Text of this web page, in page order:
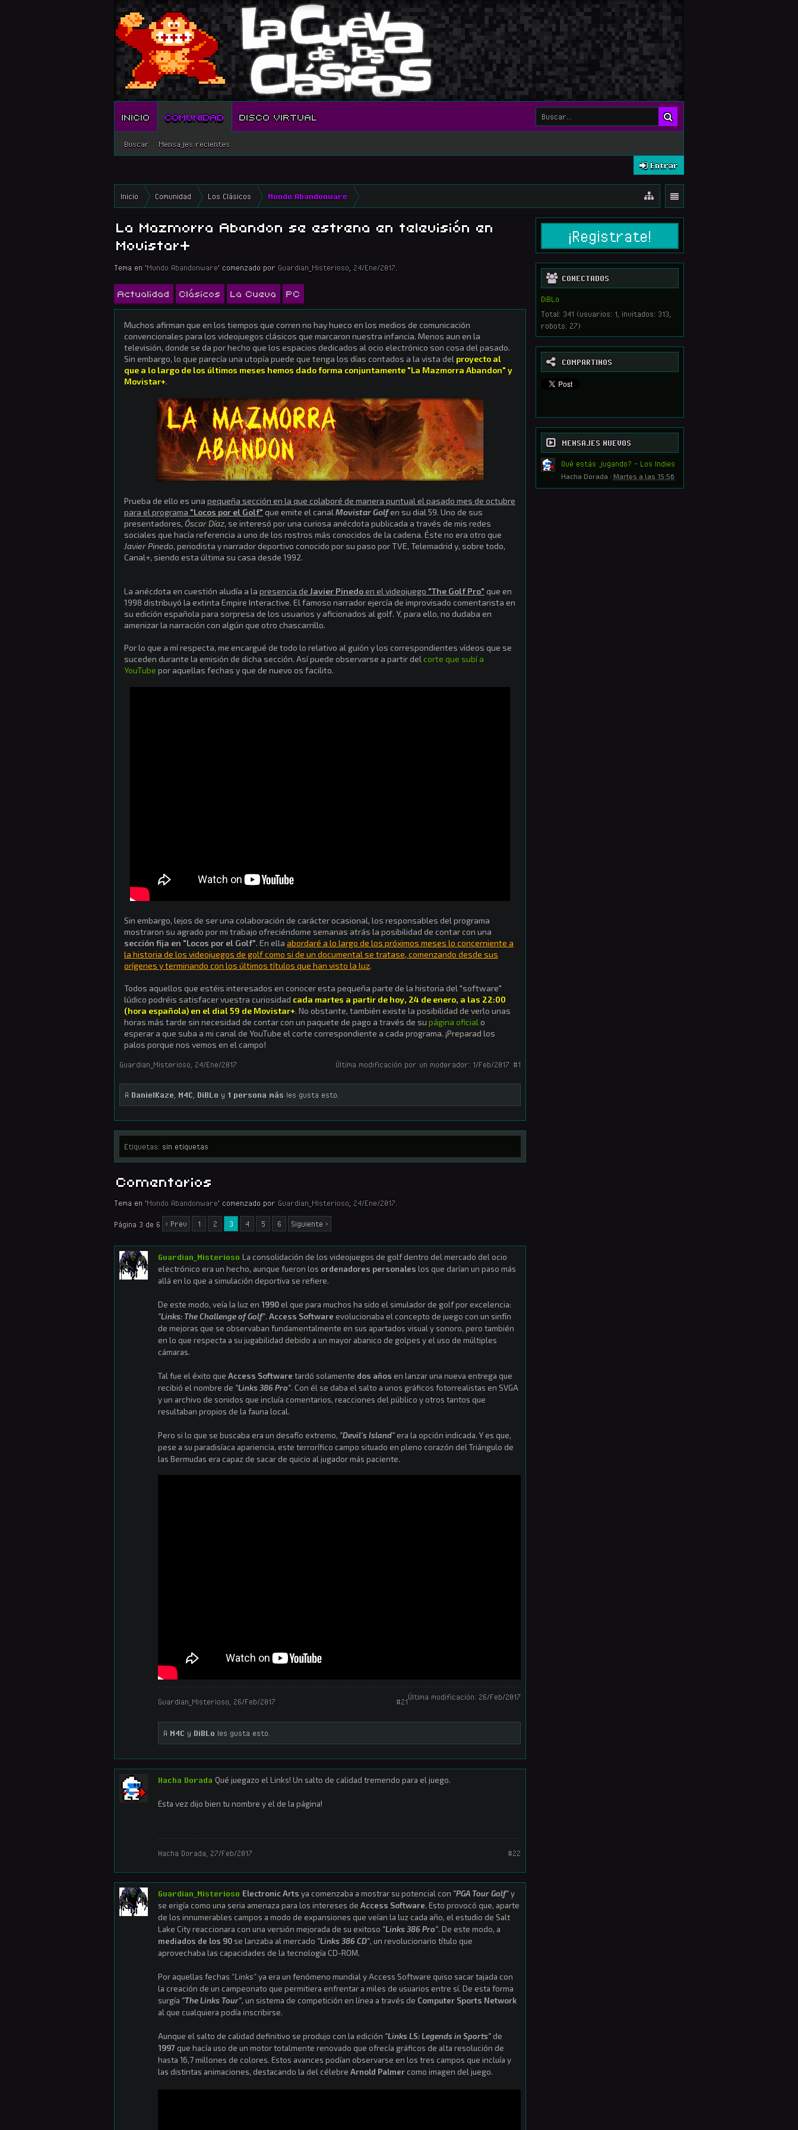
INICIO COMUNIDAD
Buscar Mensajes recientes
DISCO VIRTUAL
Entrar
Inicio Comunidad Los Clásicos Mundo Abandonware
La Mazmorra Abandon se estrena en televisión en
Movistar+
Tema en 'Mundo Abandonware' comenzado por Guardian_Misterioso 24/Ene/2017
Actualidad Clásicos La Cueva PC
Muchos afirman que en los tiempos que corren no hay hueco en los medios de comunicación
convencionales para los videojuegos clásicos que marcaron nuestra infancia. Menos aun en la
televisión, donde se da por hecho que los espacios dedicados al ocio electrónico son cosa del pasado.
Sin embargo, lo que parecía una utopía puede que tenga los días contados a la vista del proyecto al
que a lo largo de los últimos meses hemos dado forma conjuntamente "La Mazmorra Abandon" y
Movistar+.
Prueba de ello es una pequeña sección en la que colaboré de manera puntual el pasado mes de octubre
para el programa "Locos por el Golf" que emite el canal Movistar Golfen su dial 59. Uno de sus
presentadores, Óscar Díaz, se interesó por una curiosa anécdota publicada a través de mis redes
sociales que hacía referencia a uno de los rostros más conocidos de la cadena. Éste no era otro que
Javier Pinedo, periodista y narrador deportivo conocido por su paso por TVE, Telemadrid y, sobre todo,
Canal+, siendo esta última su casa desde 1992.
La anécdota en cuestión aludía a la presencia de Javier Pinedoen el videojuego "The Golf Pro" que en
1998 distribuyó la extinta Empire Interactive. El famoso narrador ejercía de improvisado comentarista en
su edición española para sorpresa de los usuarios y aficionados al golf. Y, para ello, no dudaba en
amenizar la narración con algún que otro chascarrillo.
Por lo que a mí respecta, me encargué de todo lo relativo al guión y los correspondientes vídeos que se
suceden durante la emisión de dicha sección. Así puede observarse a partir del corte que subí a
YouTube por aquellas fechas y que de nuevo os facilito.
Sin embargo, lejos de ser una colaboración de carácter ocasional, los responsables del programa
mostraron su agrado por mi trabajo ofreciéndome semanas atrás la posibilidad de contar con una
sección fija en "Locos por el Golf". En ella abordaré a lo largo de los próximos meses lo concerniente a
la historia de los videojuegos de golf como si de un documental se tratase, comenzando desde sus
orígenes y terminando con los últimos títulos que han visto la luz.
Todos aquellos que estéis interesados en conocer esta pequeña parte de la historia del "software"
lúdico podréis satisfacer vuestra curiosidad cada martes a partir de hoy, 24 de enero, a las 22:00
(hora española) en el dial 59 de Movistar+. No obstante, también existe la posibilidad de verlo unas
horas más tarde sin necesidad de contar con un paquete de pago a través de su página oficial o
esperar a que suba a mi canal de YouTube el corte correspondiente a cada programa. ¡Preparad los
palos porque nos vemos en el campo!
#1
Última modificación por un moderador: 1/Feb/2017
Guardian_Misterioso 24/Ene/2017
A DanielKaze M4C DiBLo y 1 persona más les gusta esto.
Etiquetas: sin etiquetas
Comentarios
Tema en 'Mundo Abandonware' comenzado por Guardian_Misterioso 24/Ene/2017
Página 3 de 6 < Prev 1 2 3 4 5 6 Siguiente >
Guardian_Misterioso La consolidación de los videojuegos de golf dentro del mercado del ocio
electrónico era un hecho, aunque fueron los ordenadores personales los que darían un paso más
allá en lo que a simulación deportiva se refiere.
De este modo, veía la luz en 1990 el que para muchos ha sido el simulador de golf por excelencia:
"Links: The Challenge of Golf". Access Software evolucionaba el concepto de juego con un sinfín
de mejoras que se observaban fundamentalmente en sus apartados visual y sonoro, pero también
en lo que respecta a su jugabilidad debido a un mayor abanico de golpes y el uso de múltiples
cámaras.
Tal fue el éxito que Access Software tardó solamente dos años en lanzar una nueva entrega que
recibió el nombre de "Links 386 Pro". Con él se daba el salto a unos gráficos fotorrealistas en SVGA
y un archivo de sonidos que incluía comentarios, reacciones del público y otros tantos que
resultaban propios de la fauna local.
Pero si lo que se buscaba era un desafío extremo, "Devil's Island" era la opción indicada. Y es que,
pese a su paradisíaca apariencia, este terrorífico campo situado en pleno corazón del Triángulo de
las Bermudas era capaz de sacar de quicio al jugador más paciente.
Última modificación: 26/Feb/2017
Guardian_Misterioso 26/Feb/2017 #21
A M4C y DiBLo les gusta esto.
Hacha Dorada Qué juegazo el Links! Un salto de calidad tremendo para el juego.
Esta vez dijo bien tu nombre y el de la página!
Hacha Dorada 27/Feb/2017 #22
Guardian_Misterioso Electronic Arts ya comenzaba a mostrar su potencial con "PGA Tour Golf"y
se erigía como una seria amenaza para los intereses de Access Software. Esto provocó que, aparte
de los innumerables campos a modo de expansiones que veían la luz cada año, el estudio de Salt
Lake City reaccionara con una versión mejorada de su exitoso "Links 386 Pro". De este modo, a
mediados de los 90 se lanzaba al mercado "Links 386 CD", un revolucionario título que
aprovechaba las capacidades de la tecnología CD-ROM.
Por aquellas fechas "Links"ya era un fenómeno mundial y Access Software quiso sacar tajada con
la creación de un campeonato que permitiera enfrentar a miles de usuarios entre sí. De esta forma
surgía "The Links Tour", un sistema de competición en línea a través de Computer Sports Network
al que cualquiera podía inscribirse.
Aunque el salto de calidad definitivo se produjo con la edición "Links LS: Legends in Sports" de
1997 que hacía uso de un motor totalmente renovado que ofrecía gráficos de alta resolución de
hasta 16,7 millones de colores. Estos avances podían observarse en los tres campos que incluía y
las distintas animaciones, destacando la del célebre Arnold Palmer como imagen del juego.
¡Registrate!
CONECTADOS
DiBLo
Total: 341 (usuarios: 1, invitados: 313,
robots: 27)
COMPARTINOS
MENSAJES NUEVOS
Qué estás jugando? - Los Indies
Hacha Dorada : Martes a las 15:56